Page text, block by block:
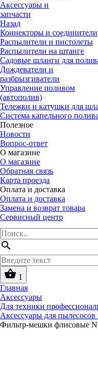
Аксессуары и
запчасти
Назад
Коннекторы и соединители
Распылители и пистолеты
Распылители на штанге
Садовые шланги для
Дождеватели и
разбрызгиватели
Управление поливом
(автополив)
Тележки и катушки для
Система капельного полива
Полезное
Новости
Вопрос-ответ
О магазине
О магазине
Обратная связь
Карта проезда
Оплата и доставка
Оплата и доставка
Замена и возврат товара
Сервисный центр
search
shopping_basket 1
Главная
Аксессуары
Для техники
Аксессуары для
Фильтр-мешки флисовые